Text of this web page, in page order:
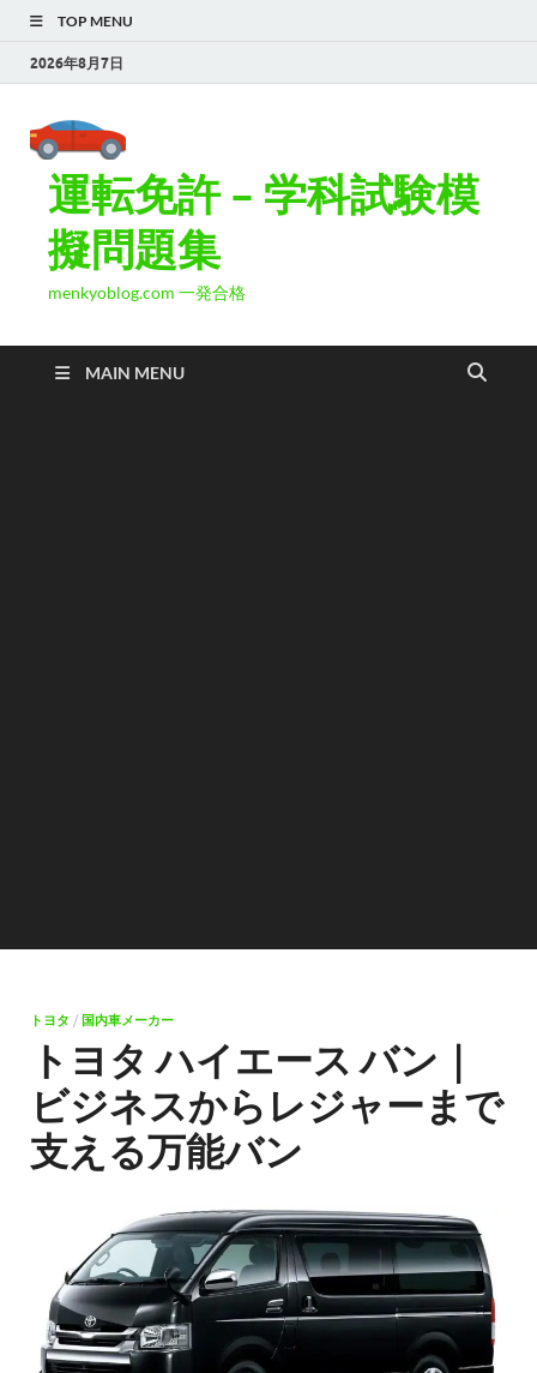
TOP MENU
2026年8月7日
運転免許 – 学科試験模
擬問題集
menkyoblog.com 一発合格
MAIN MENU
トヨタ / 国内車メーカー
トヨタ ハイエース バン｜
ビジネスからレジャーまで
支える万能バン